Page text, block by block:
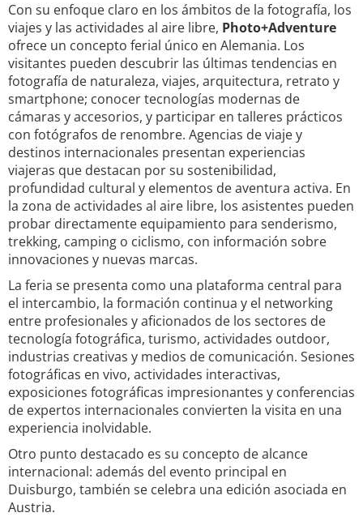
Con su enfoque claro en los ámbitos de la fotografía, los
viajes y las actividades al aire libre, Photo+Adventure
ofrece un concepto ferial único en Alemania. Los
visitantes pueden descubrir las últimas tendencias en
fotografía de naturaleza, viajes, arquitectura, retrato y
smartphone; conocer tecnologías modernas de
cámaras y accesorios, y participar en talleres prácticos
con fotógrafos de renombre. Agencias de viaje y
destinos internacionales presentan experiencias
viajeras que destacan por su sostenibilidad,
profundidad cultural y elementos de aventura activa. En
la zona de actividades al aire libre, los asistentes pueden
probar directamente equipamiento para senderismo,
trekking, camping o ciclismo, con información sobre
innovaciones y nuevas marcas.
La feria se presenta como una plataforma central para
el intercambio, la formación continua y el networking
entre profesionales y aficionados de los sectores de
tecnología fotográfica, turismo, actividades outdoor,
industrias creativas y medios de comunicación. Sesiones
fotográficas en vivo, actividades interactivas,
exposiciones fotográficas impresionantes y conferencias
de expertos internacionales convierten la visita en una
experiencia inolvidable.
Otro punto destacado es su concepto de alcance
internacional: además del evento principal en
Duisburgo, también se celebra una edición asociada en
Austria.